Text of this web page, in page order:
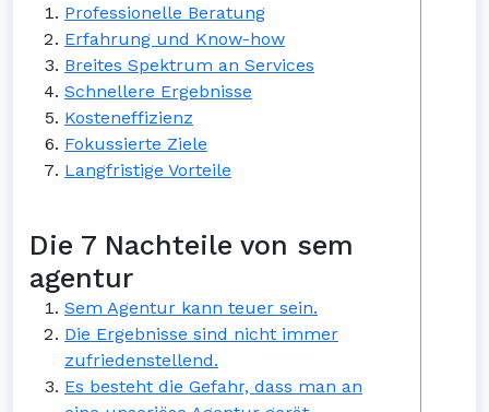
Professionelle Beratung
Erfahrung und Know-how
Breites Spektrum an Services
Schnellere Ergebnisse
Kosteneffizienz
Fokussierte Ziele
Langfristige Vorteile
Die 7 Nachteile von sem
agentur
Sem Agentur kann teuer sein.
Die Ergebnisse sind nicht immer
zufriedenstellend.
Es besteht die Gefahr, dass man an